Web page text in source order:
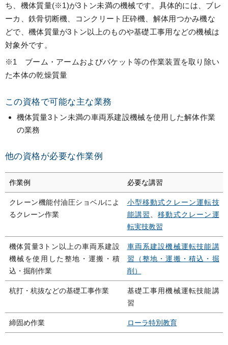
ち、機体質量(※1)が3トン未満の機械です。具体的には、ブレ
ーカ、鉄骨切断機、コンクリート圧砕機、解体用つかみ機な
どで、機体質量が3トン以上のものや基礎工事用などの機械は
対象外です。
※1 ブーム・アームおよびバケット等の作業装置を取り除い
た本体の乾燥質量
この資格で可能な主な業務
機体質量3トン未満の車両系建設機械を使用した解体作業
の業務
他の資格が必要な作業例
作業例 必要な講習
クレーン機能付油圧ショベルによ
るクレーン作業
小型移動式クレーン運転技
能講習、移動式クレーン運
転実技教習
機体質量3トン以上の車両系建設
機械を使用した整地・運搬・積
込・掘削作業
車両系建設機械運転技能講
習（整地・運搬・積込・掘
削）
杭打・杭抜などの基礎工事作業
基礎工事用機械運転技能講
習
締固め作業 ローラ特別教育